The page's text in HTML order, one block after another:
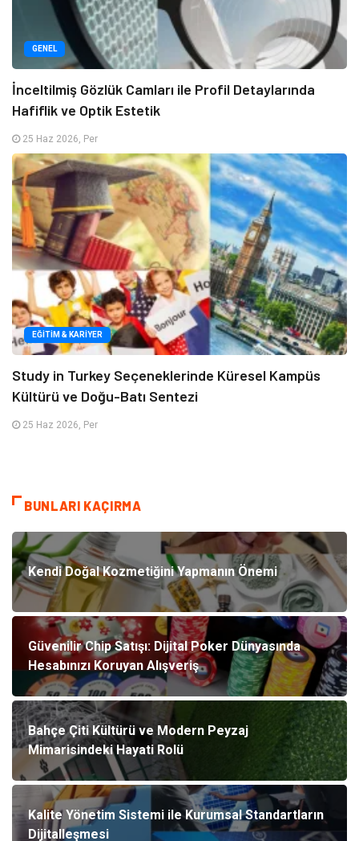
GENEL
İnceltilmiş Gözlük Camları ile Profil Detaylarında
Hafiflik ve Optik Estetik
25 Haz 2026, Per
EĞITIM & KARIYER
Study in Turkey Seçeneklerinde Küresel Kampüs
Kültürü ve Doğu-Batı Sentezi
25 Haz 2026, Per
BUNLARI KAÇIRMA
Kendi Doğal Kozmetiğini Yapmanın Önemi
Güvenilir Chip Satışı: Dijital Poker Dünyasında
Hesabınızı Koruyan Alışveriş
Bahçe Çiti Kültürü ve Modern Peyzaj
Mimarisindeki Hayati Rolü
Kalite Yönetim Sistemi ile Kurumsal Standartların
Dijitalleşmesi